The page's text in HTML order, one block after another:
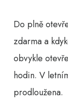
Do plně
zdarma a
obvykle
hodin. V
prodloužena.